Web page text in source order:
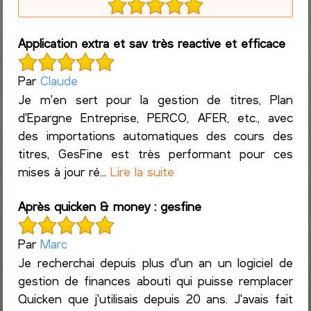
Application extra et sav très reactive et efficace
ParClaude
Je m'en sert pour la gestion de titres, Plan
d'Epargne Entreprise, PERCO, AFER, etc., avec
des importations automatiques des cours des
titres, GesFine est très performant pour ces
mises à jour ré...Lire la suite
Après quicken & money : gesfine
ParMarc
Je recherchai depuis plus d'un an un logiciel de
gestion de finances abouti qui puisse remplacer
Quicken que j'utilisais depuis 20 ans. J'avais fait